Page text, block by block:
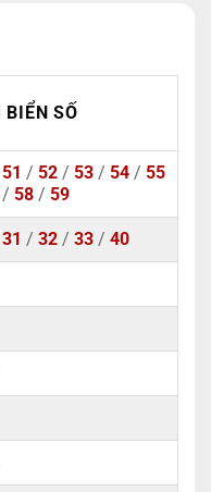
BIỂN SỐ
51 / 52 / 53 / 54 / 55
/ 58 / 59
31 / 32 / 33 / 40